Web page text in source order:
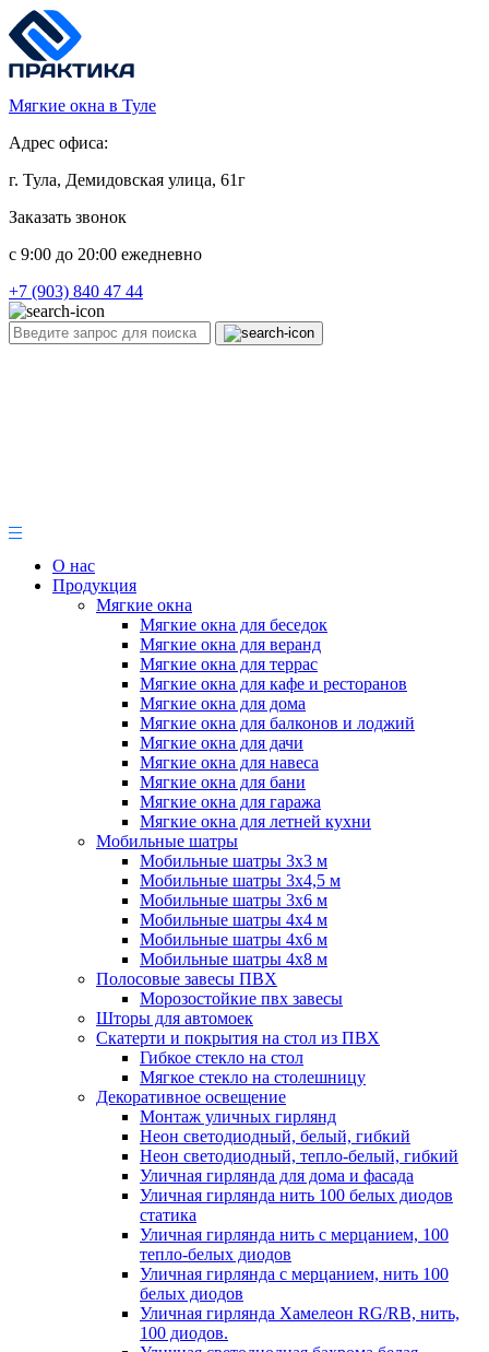
Мягкие окна в Туле
Адрес офиса:
г. Тула, Демидовская улица, 61г
Заказать звонок
c 9:00 до 20:00 ежедневно
+7 (903) 840 47 44
О нас
Продукция
Мягкие окна
Мягкие окна для беседок
Мягкие окна для веранд
Мягкие окна для террас
Мягкие окна для кафе и ресторанов
Мягкие окна для дома
Мягкие окна для балконов и лоджий
Мягкие окна для дачи
Мягкие окна для навеса
Мягкие окна для бани
Мягкие окна для гаража
Мягкие окна для летней кухни
Мобильные шатры
Мобильные шатры 3х3 м
Мобильные шатры 3х4,5 м
Мобильные шатры 3х6 м
Мобильные шатры 4х4 м
Мобильные шатры 4х6 м
Мобильные шатры 4х8 м
Полосовые завесы ПВХ
Морозостойкие пвх завесы
Шторы для автомоек
Скатерти и покрытия на стол из ПВХ
Гибкое стекло на стол
Мягкое стекло на столешницу
Декоративное освещение
Монтаж уличных гирлянд
Неон светодиодный, белый, гибкий
Неон светодиодный, тепло-белый, гибкий
Уличная гирлянда для дома и фасада
Уличная гирлянда нить 100 белых диодов
статика
Уличная гирлянда нить с мерцанием, 100
тепло-белых диодов
Уличная гирлянда с мерцанием, нить 100
белых диодов
Уличная гирлянда Хамелеон RG/RB, нить,
100 диодов.